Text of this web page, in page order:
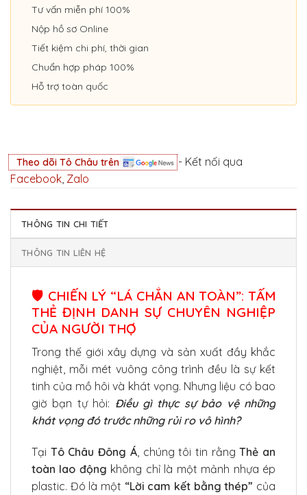
Tư vấn miễn phí 100%
Nộp hồ sơ Online
Tiết kiệm chi phí, thời gian
Chuẩn hợp pháp 100%
Hỗ trợ toàn quốc
Theo dõi Tô Châu trên
- Kết nối qua
Facebook, Zalo
THÔNG TIN CHI TIẾT
THÔNG TIN LIÊN HỆ
🛡️ CHIẾN LÝ “LÁ CHẮN AN TOÀN”: TẤM
THẺ ĐỊNH DANH SỰ CHUYÊN NGHIỆP
CỦA NGƯỜI THỢ
Trong thế giới xây dựng và sản xuất đầy khắc
nghiệt, mỗi mét vuông công trình đều là sự kết
tinh của mồ hôi và khát vọng. Nhưng liệu có bao
giờ bạn tự hỏi: Điều gì thực sự bảo vệ những
khát vọng đó trước những rủi ro vô hình?
Tại Tô Châu Đông Á, chúng tôi tin rằngThẻ an
toàn lao động không chỉ là một mảnh nhựa ép
plastic. Đó là một “Lời cam kết bằng thép” của